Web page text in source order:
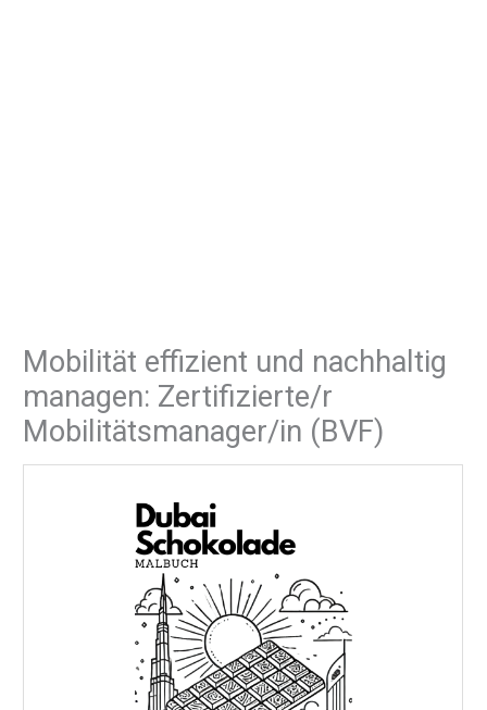
Mobilität effizient und nachhaltig
managen: Zertifizierte/r
Mobilitätsmanager/in (BVF)